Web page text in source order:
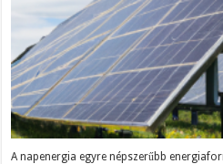
A napenergia egyre népszerűbb